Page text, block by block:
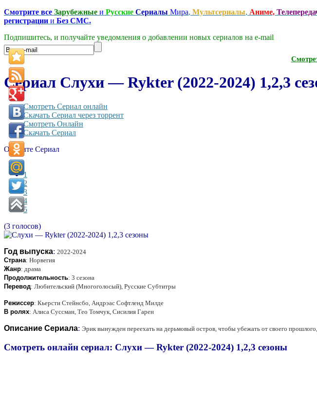
Смотрите все Зарубежные и Русские Сериалы Мира, Мультсериалы, Аниме,
регистрации и Без СМС.
Подпишитесь, и получайте уведомления о добавлении новых сериалов на e-mаil
Сериал Слухи — Rykter (2022-2024) 1,2,3
Смотреть Сериал онлайн
Скачать Сериал через торрент
Смотреть Онлайн
Скачать Сериал
Оцените Сериал
1
2
3
4
5
(3 голосов)
Год выпуска: 2022-2024
Страна: Норвегия
Жанр: драма
Продолжительность: 3 сезона
Перевод: Любительский (Многоголосый), Русские Субтитры
Режиссер: Кьерсти Стейнсбо, Андрэас Софтленд Милде
В ролях: Алиса Суссман, Тео Томчук, Сисилия Гарен
Описание Сериала: Эрик вынужден переехать на дерьмовый остров, чтобы убежать от своего
Смотреть онлайн сериал: Слухи — Rykter (2022-2024) 1,2,3 сезоны